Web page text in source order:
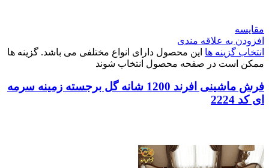
مقایسه
افزودن به علاقه مندی
انتخاب گزینه ها این محصول دارای انواع مختلفی می باشد. گزینه ها
ممکن است در صفحه محصول انتخاب شوند
فرش ماشینی افرند 1200 شانه گل برجسته زمینه سرمه
ای کد 2224